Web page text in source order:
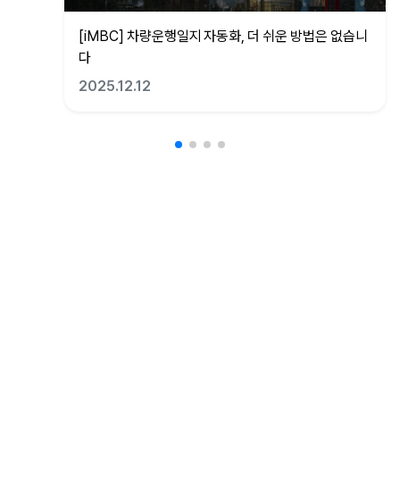
[iMBC] 차량운행일지 자동화, 더 쉬운 방법은 없습니
다
2025.12.12